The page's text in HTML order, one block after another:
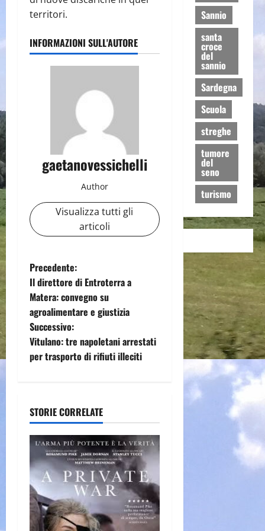
territori.
INFORMAZIONI SULL'AUTORE
gaetanovessichelli
Author
Visualizza tutti gli
articoli
N
a
v
i
g
z
i
o
n
e
Precedente:
Il direttore di Entroterra a
Matera: convegno su
agroalimentare e giustizia
Successivo:
Vitulano: tre napoletani arrestati
per trasporto di rifiuti illeciti
STORIE CORRELATE
Sannio
santa
croce
del
sannio
Sardegna
Scuola
streghe
tumore
del
seno
turismo